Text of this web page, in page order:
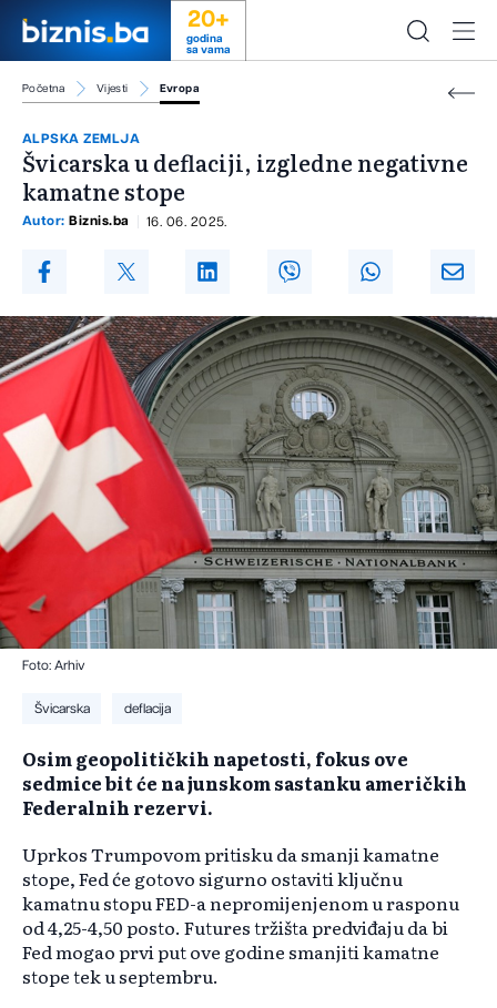
20+
godina
sa vama
Početna Vijesti Evropa
ALPSKA ZEMLJA
Švicarska u deflaciji, izgledne negativne
kamatne stope
Autor: Biznis.ba 16. 06. 2025.
Foto: Arhiv
Švicarska deflacija
Osim geopolitičkih napetosti, fokus ove
sedmice bit će na junskom sastanku američkih
Federalnih rezervi.
Uprkos Trumpovom pritisku da smanji kamatne
stope, Fed će gotovo sigurno ostaviti ključnu
kamatnu stopu FED-a nepromijenjenom u rasponu
od 4,25-4,50 posto. Futures tržišta predviđaju da bi
Fed mogao prvi put ove godine smanjiti kamatne
stope tek u septembru.